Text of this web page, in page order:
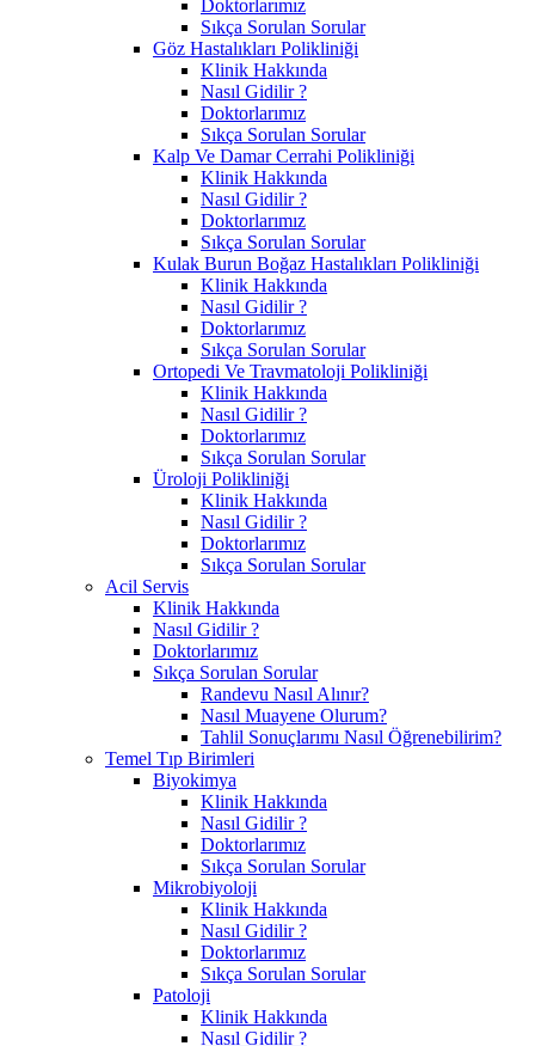
Doktorlarımız
Sıkça Sorulan Sorular
Göz Hastalıkları Polikliniği
Klinik Hakkında
Nasıl Gidilir ?
Doktorlarımız
Sıkça Sorulan Sorular
Kalp Ve Damar Cerrahi Polikliniği
Klinik Hakkında
Nasıl Gidilir ?
Doktorlarımız
Sıkça Sorulan Sorular
Kulak Burun Boğaz Hastalıkları Polikliniği
Klinik Hakkında
Nasıl Gidilir ?
Doktorlarımız
Sıkça Sorulan Sorular
Ortopedi Ve Travmatoloji Polikliniği
Klinik Hakkında
Nasıl Gidilir ?
Doktorlarımız
Sıkça Sorulan Sorular
Üroloji Polikliniği
Klinik Hakkında
Nasıl Gidilir ?
Doktorlarımız
Sıkça Sorulan Sorular
Acil Servis
Klinik Hakkında
Nasıl Gidilir ?
Doktorlarımız
Sıkça Sorulan Sorular
Randevu Nasıl Alınır?
Nasıl Muayene Olurum?
Tahlil Sonuçlarımı Nasıl Öğrenebilirim?
Temel Tıp Birimleri
Biyokimya
Klinik Hakkında
Nasıl Gidilir ?
Doktorlarımız
Sıkça Sorulan Sorular
Mikrobiyoloji
Klinik Hakkında
Nasıl Gidilir ?
Doktorlarımız
Sıkça Sorulan Sorular
Patoloji
Klinik Hakkında
Nasıl Gidilir ?